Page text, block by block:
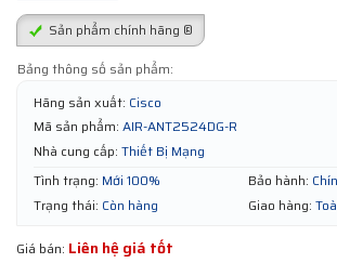
Sản phẩm chính hãng ®
Bảng thông số sản phẩm:
Hãng sản xuất: Cisco
Mã sản phẩm: AIR-ANT2524DG-R
Nhà cung cấp: Thiết Bị Mạng
Tình trạng: Mới 100% Bảo hành:
Trạng thái: Còn hàng Giao hàng:
Giá bán: Liên hệ giá tốt